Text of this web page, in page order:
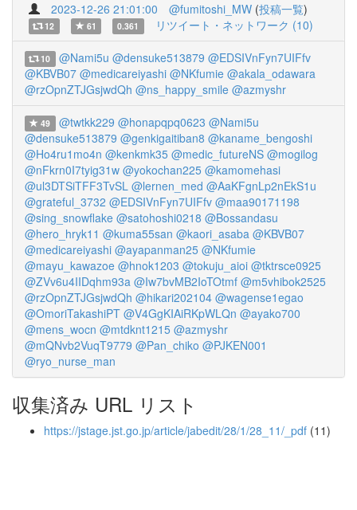
2023-12-26 21:01:00 @fumitoshi_MW (投稿一覧)
12 61 0.361 リツイート・ネットワーク (10)
10 @Nami5u @densuke513879 @EDSIVnFyn7UIFfv
@KBVB07 @medicareiyashi @NKfumie @akala_odawara
@rzOpnZTJGsjwdQh @ns_happy_smile @azmyshr
49 @twtkk229 @honapqpq0623 @Nami5u
@densuke513879 @genkigaitiban8 @kaname_bengoshi
@Ho4ru1mo4n @kenkmk35 @medic_futureNS @mogilog
@nFkrn0I7tyig31w @yokochan225 @kamomehasi
@ul3DTSiTFF3TvSL @lernen_med @AaKFgnLp2nEkS1u
@grateful_3732 @EDSIVnFyn7UIFfv @maa90171198
@sing_snowflake @satohoshi0218 @Bossandasu
@hero_hryk11 @kuma55san @kaori_asaba @KBVB07
@medicareiyashi @ayapanman25 @NKfumie
@mayu_kawazoe @hnok1203 @tokuju_aioi @tktrsce0925
@ZVv6u4IIDqhm93a @Iw7bvMB2IoTOtmf @m5vhibok2525
@rzOpnZTJGsjwdQh @hikari202104 @wagense1egao
@OmoriTakashiPT @V4GgKIAiRKpWLQn @ayako700
@mens_wocn @mtdknt1215 @azmyshr
@mQNvb2VuqT9779 @Pan_chiko @PJKEN001
@ryo_nurse_man
収集済み URL リスト
https://jstage.jst.go.jp/article/jabedit/28/1/28_11/_pdf (11)